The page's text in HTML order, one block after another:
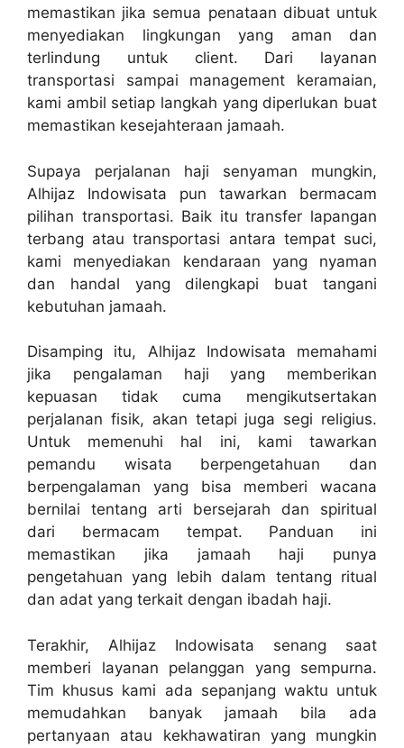
memastikan jika semua penataan dibuat untuk
menyediakan lingkungan yang aman dan
terlindung untuk client. Dari layanan
transportasi sampai management keramaian,
kami ambil setiap langkah yang diperlukan buat
memastikan kesejahteraan jamaah.
Supaya perjalanan haji senyaman mungkin,
Alhijaz Indowisata pun tawarkan bermacam
pilihan transportasi. Baik itu transfer lapangan
terbang atau transportasi antara tempat suci,
kami menyediakan kendaraan yang nyaman
dan handal yang dilengkapi buat tangani
kebutuhan jamaah.
Disamping itu, Alhijaz Indowisata memahami
jika pengalaman haji yang memberikan
kepuasan tidak cuma mengikutsertakan
perjalanan fisik, akan tetapi juga segi religius.
Untuk memenuhi hal ini, kami tawarkan
pemandu wisata berpengetahuan dan
berpengalaman yang bisa memberi wacana
bernilai tentang arti bersejarah dan spiritual
dari bermacam tempat. Panduan ini
memastikan jika jamaah haji punya
pengetahuan yang lebih dalam tentang ritual
dan adat yang terkait dengan ibadah haji.
Terakhir, Alhijaz Indowisata senang saat
memberi layanan pelanggan yang sempurna.
Tim khusus kami ada sepanjang waktu untuk
memudahkan banyak jamaah bila ada
pertanyaan atau kekhawatiran yang mungkin